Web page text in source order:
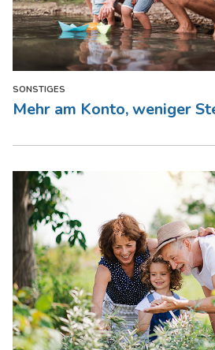
SONSTIGES
Mehr am Konto, weniger